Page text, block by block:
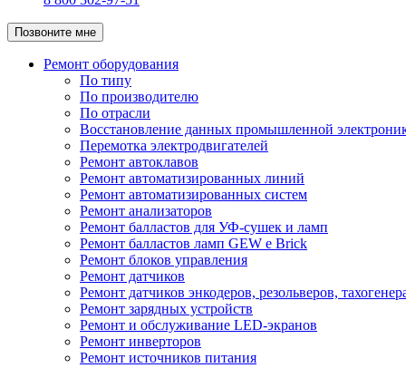
Позвоните мне
Ремонт оборудования
По типу
По производителю
По отрасли
Восстановление данных промышленной
Перемотка электродвигателей
Ремонт автоклавов
Ремонт автоматизированных линий
Ремонт автоматизированных систем
Ремонт анализаторов
Ремонт балластов для УФ-сушек и ламп
Ремонт балластов ламп GEW e Brick
Ремонт блоков управления
Ремонт датчиков
Ремонт датчиков энкодеров, резольверов,
Ремонт зарядных устройств
Ремонт и обслуживание LED-экранов
Ремонт инверторов
Ремонт источников питания